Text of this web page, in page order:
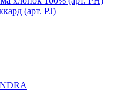
(арт. PJ)